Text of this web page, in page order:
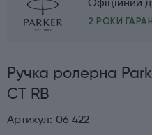
Офіційний
2 РОКИ
Ручка ролерна
CT RB
Артикул: 06 422